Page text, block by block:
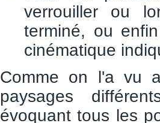
verrouiller ou
terminé, ou
cinématique
Comme on l'a vu
paysages
évoquant tous les